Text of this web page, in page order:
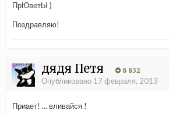
ПрЮветЫ )
Поздравляю!
дядя Петя 8 832
Опубликовано 17 февраля, 2013
Приает! ... вливайся !